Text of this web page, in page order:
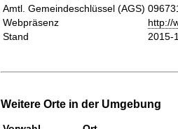
Amtl. Gemeindeschlüssel (AGS)
Webpräsenz
http://
Stand
2015-
Weitere Orte in der Umgebung